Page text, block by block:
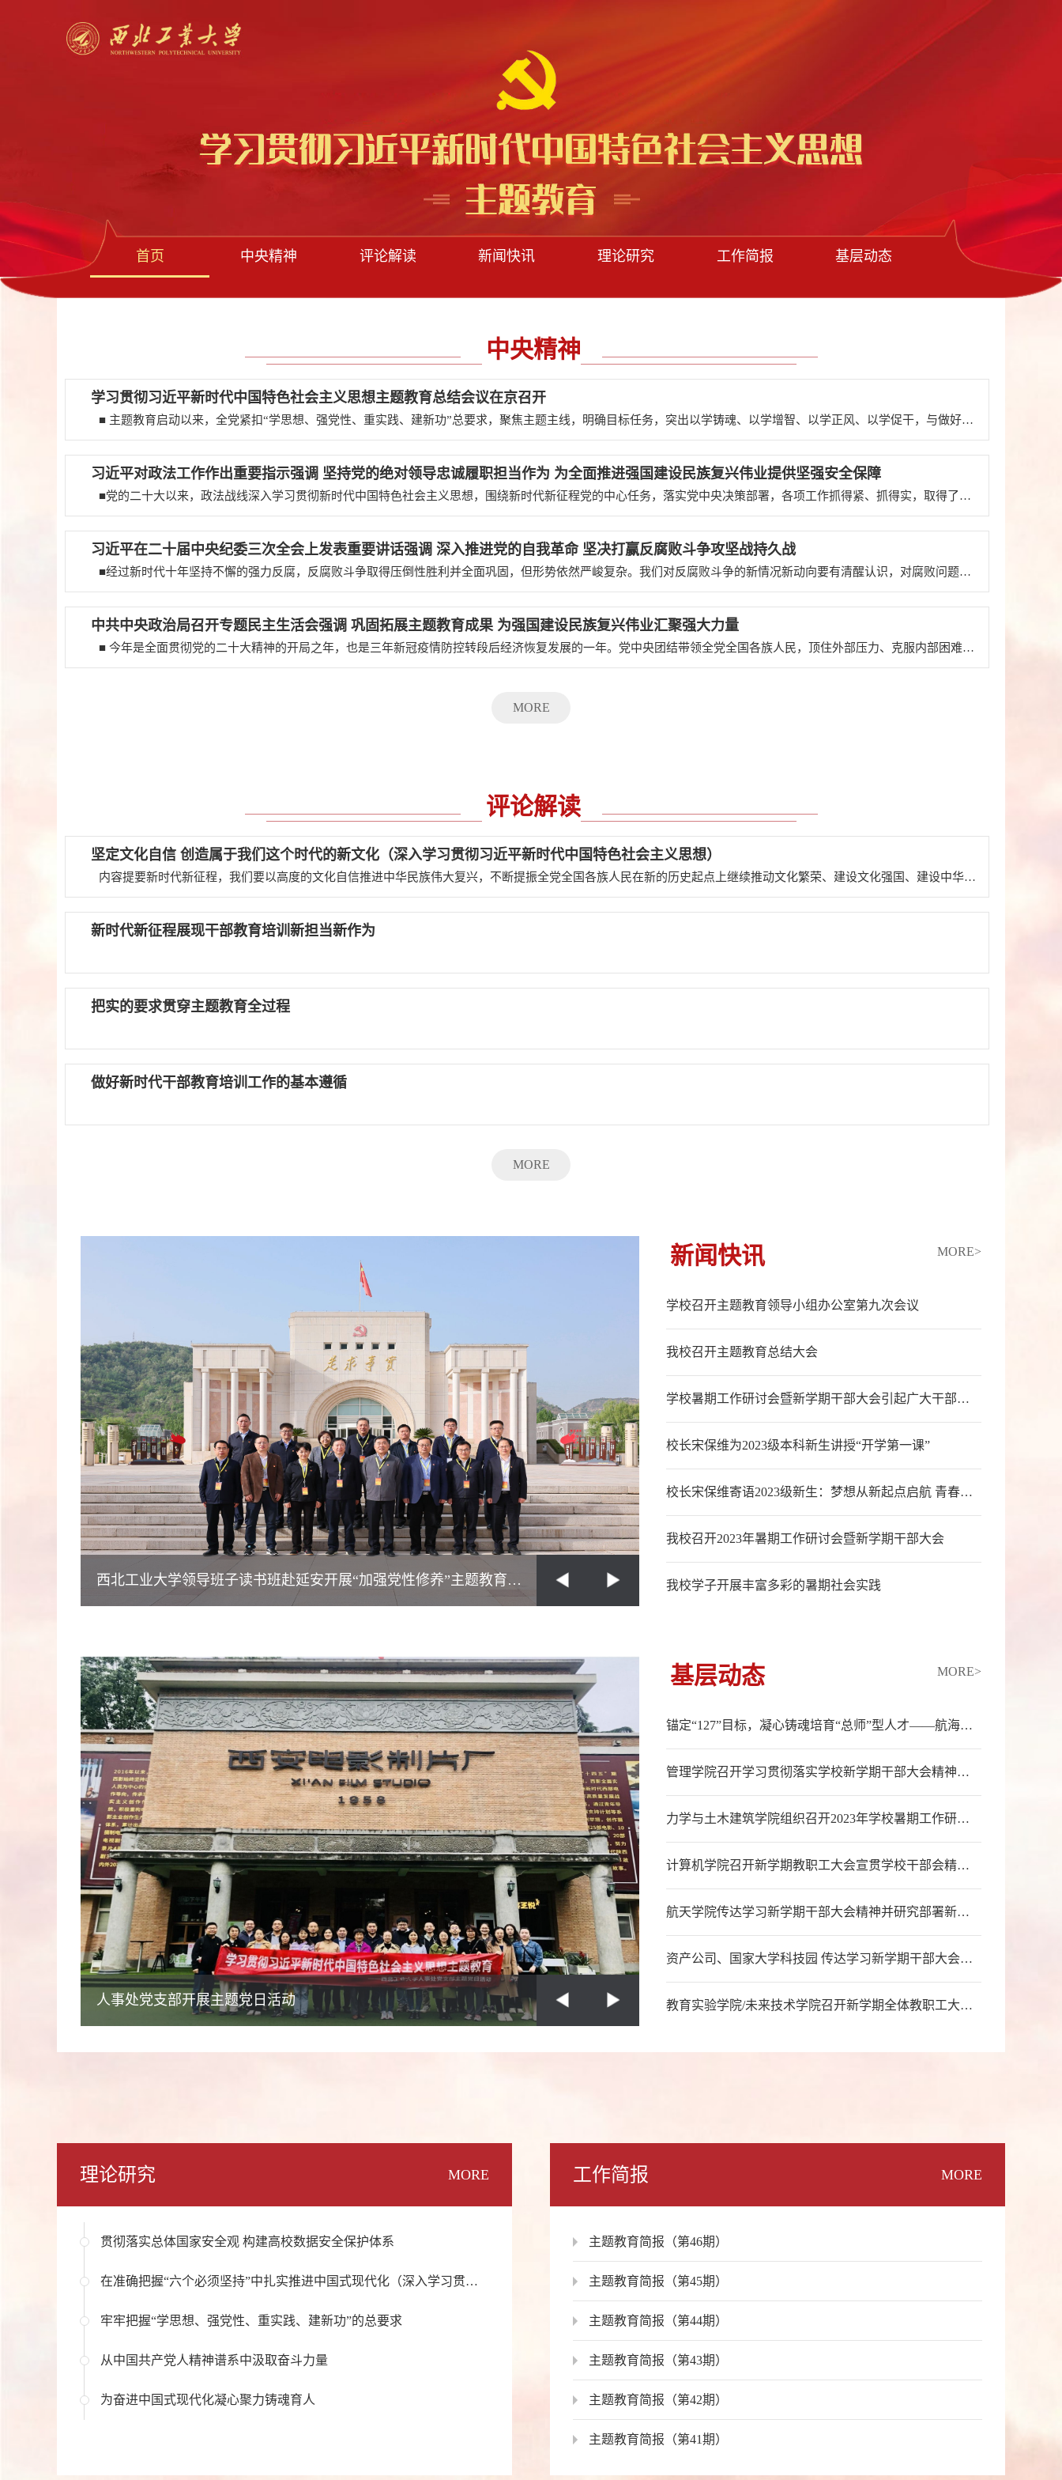
首页 中央精神 评论解读 新闻快讯 理论研究 工作简报 基层动态
中央精神
学习贯彻习近平新时代中国特色社会主义思想主题教育总结会议在京召开
■ 主题教育启动以来，全党紧扣“学思想、强党性、重实践、建新功”总要求，聚焦主题主线，明确目标任务，突出以学铸魂、以学增智、以学正风、以学促干，与做好开局之年工作紧密结合，特别是着力解决制约高质量发展问题、群众急难愁盼问题、党的建设突出问题，达到预期目的，取得明显成效■ 要巩固拓展主题教育成果，抓好意见落实，形成长效机制。要持续加强理论武装，教育引导党员干部通过坚持学习党的创新理论，悟规律、明方...
习近平对政法工作作出重要指示强调 坚持党的绝对领导忠诚履职担当作为 为全面推进强国建设民族复兴伟业提供坚强安全保障
■党的二十大以来，政法战线深入学习贯彻新时代中国特色社会主义思想，围绕新时代新征程党的中心任务，落实党中央决策部署，各项工作抓得紧、抓得实，取得了新的成效■今年是新中国成立75周年，是实现“十四五”规划目标任务的关键一年。政法战线要全面贯彻落实党的二十大和二十届二中全会精神，坚持党的绝对领导，忠诚履职、担当作为，以政法工作现代化支撑和服务中国式现代化，为全面推进强国建设、民族复兴伟业提供坚强安全...
习近平在二十届中央纪委三次全会上发表重要讲话强调 深入推进党的自我革命 坚决打赢反腐败斗争攻坚战持久战
■经过新时代十年坚持不懈的强力反腐，反腐败斗争取得压倒性胜利并全面巩固，但形势依然严峻复杂。我们对反腐败斗争的新情况新动向要有清醒认识，对腐败问题产生的土壤和条件要有清醒认识，以永远在路上的坚韧和执着，精准发力、持续发力，坚决打赢反腐败斗争攻坚战持久战■在深入推进党的自我革命实践中需要把握好九个问题，即：以坚持党中央集中统一领导为根本保证，以引领伟大社会革命为根本目的，以新时代中国特色社会主义...
中共中央政治局召开专题民主生活会强调 巩固拓展主题教育成果 为强国建设民族复兴伟业汇聚强大力量
■ 今年是全面贯彻党的二十大精神的开局之年，也是三年新冠疫情防控转段后经济恢复发展的一年。党中央团结带领全党全国各族人民，顶住外部压力、克服内部困难，坚持稳中求进工作总基调，全面深化改革开放，顽强拼搏、勇毅前行，推动经济恢复发展，圆满实现经济社会发展主要预期目标■ 一年来的实践再次证明，“两个确立”对于我们应对各种风险挑战、推进中国式现代化建设具有决定性意义。全党全军全国人民必须深刻领悟“两个确...
MORE
评论解读
坚定文化自信 创造属于我们这个时代的新文化（深入学习贯彻习近平新时代中国特色社会主义思想）
内容提要新时代新征程，我们要以高度的文化自信推进中华民族伟大复兴，不断提振全党全国各族人民在新的历史起点上继续推动文化繁荣、建设文化强国、建设中华民族现代文明的勇气和信心，在中国人民志气、骨气、底气不断增强的基础上，继续谱写文化兴国运兴、文化强民族强的新篇章。文化关乎国本、国运。习近平总书记近日对宣传思想文化工作作出重要指示，充分肯定新时代宣传思想文化工作取得的历史性成就，深刻阐释宣传思想文化...
新时代新征程展现干部教育培训新担当新作为
把实的要求贯穿主题教育全过程
做好新时代干部教育培训工作的基本遵循
MORE
立足高质量发展 求真务实开展“走出去”调研
新闻快讯 MORE>
学校召开主题教育领导小组办公室第九次会议
我校召开主题教育总结大会
学校暑期工作研讨会暨新学期干部大会引起广大干部教师热烈反响
校长宋保维为2023级本科新生讲授“开学第一课”
校长宋保维寄语2023级新生：梦想从新起点启航 青春在新时代绽放
我校召开2023年暑期工作研讨会暨新学期干部大会
我校学子开展丰富多彩的暑期社会实践
坚守政治底线 永葆清廉本色——后勤产业集团赴西安市警示教育基地参观学习 机关党委扎实做好主题教育读书班理论学习和实
基层动态 MORE>
锚定“127”目标，凝心铸魂培育“总师”型人才——航海学院庆祝全国第39个教师节师生座谈会顺利召开
管理学院召开学习贯彻落实学校新学期干部大会精神专题研讨会
力学与土木建筑学院组织召开2023年学校暑期工作研讨会暨新学期干部大会精神宣贯及学院新学期重点工作布置会议
计算机学院召开新学期教职工大会宣贯学校干部会精神并部署本学期重点工作
航天学院传达学习新学期干部大会精神并研究部署新学期重点工作
资产公司、国家大学科技园 传达学习新学期干部大会精神并安排本学期重点工作
教育实验学院/未来技术学院召开新学期全体教职工大会传达校领导专题党课及学校暑期干部会精神
理论研究 MORE
贯彻落实总体国家安全观 构建高校数据安全保护体系
在准确把握“六个必须坚持”中扎实推进中国式现代化（深入学习贯彻习近平新时代中国特色社会主义思想）
牢牢把握“学思想、强党性、重实践、建新功”的总要求
从中国共产党人精神谱系中汲取奋斗力量
为奋进中国式现代化凝心聚力铸魂育人
工作简报 MORE
主题教育简报（第46期）
主题教育简报（第45期）
主题教育简报（第44期）
主题教育简报（第43期）
主题教育简报（第42期）
主题教育简报（第41期）